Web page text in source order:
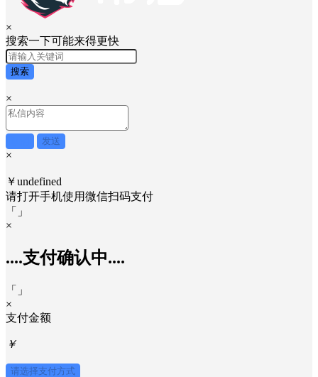
×
搜索一下可能来得更快
搜索
×
发送
×
￥undefined
请打开手机使用微信扫码支付
「
」
×
....支付确认中....
「
」
×
支付金额
￥
请选择支付方式